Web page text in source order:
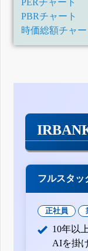
PBRチャート
時価総額チャー
フルスタッ
正社員
10年以
AIを掛